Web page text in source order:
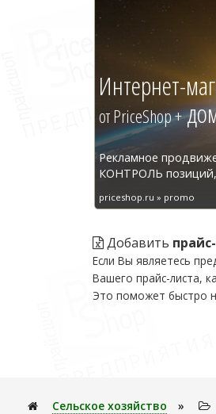
Интернет-
от PriceShop +
Рекламное
КОНТРОЛЬ позиций,
priceshop.ru » promo
Добавить
Если Вы являетесь
Вашего прайс-листа,
Это поможет быстро
Сельское хозяйство »